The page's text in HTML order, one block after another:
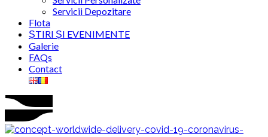
Servicii Depozitare
Flota
ȘTIRI ȘI EVENIMENTE
Galerie
FAQs
Contact